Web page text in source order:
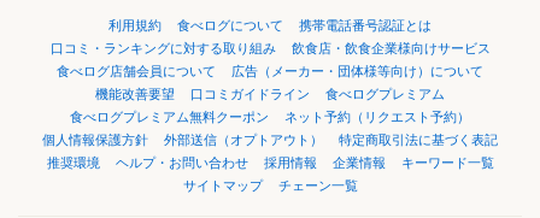
利用規約 食べログについて
携帯電話番号認証とは
口コミ・ランキングに対する取り組み
飲食店・飲食企業様向けサービス
食べログ店舗会員について
広告（メーカー・団体様等向け）について
機能改善要望
口コミガイドライン
食べログプレミアム
食べログプレミアム無料クーポン
ネット予約（リクエスト予約）
個人情報保護方針
外部送信（オプトアウト）
特定商取引法に基づく表記
推奨環境
ヘルプ・お問い合わせ 採用情報 企業情報
キーワード一覧
サイトマップ
チェーン一覧